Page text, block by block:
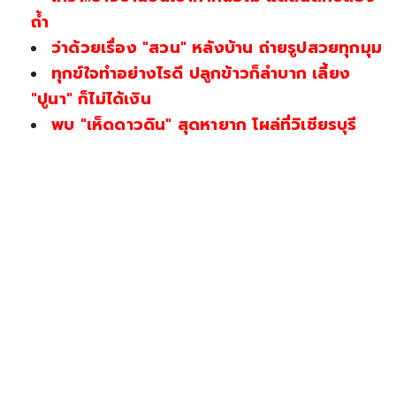
ถ้ำ
ว่าด้วยเรื่อง "สวน" หลังบ้าน ถ่ายรูปสวยทุกมุม
ทุกข์ใจทำอย่างไรดี ปลูกข้าวก็ลำบาก เลี้ยง
"ปูนา" ก็ไม่ได้เงิน
พบ "เห็ดดาวดิน" สุดหายาก โผล่ที่วิเชียรบุรี